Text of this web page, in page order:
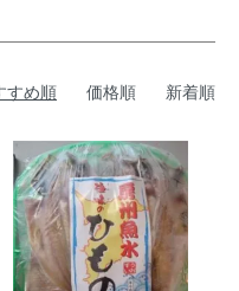
すめ順 価格順 新着順